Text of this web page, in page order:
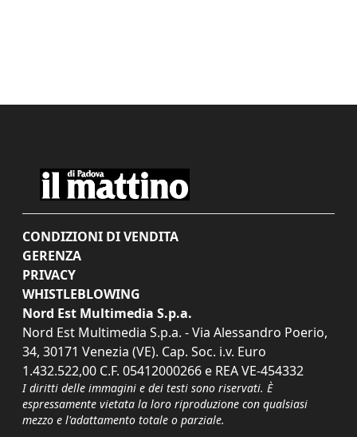
CONDIZIONI DI VENDITA
GERENZA
PRIVACY
WHISTLEBLOWING
Nord Est Multimedia S.p.a.
Nord Est Multimedia S.p.a. - Via Alessandro Poerio,
34, 30171 Venezia (VE). Cap. Soc. i.v. Euro
1.432.522,00 C.F. 05412000266 e REA VE-454332
I diritti delle immagini e dei testi sono riservati. È
espressamente vietata la loro riproduzione con qualsiasi
mezzo e l'adattamento totale o parziale.